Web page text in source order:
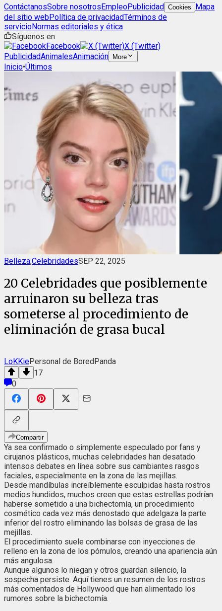
ContáctanosSobre nosotrosEmpleoPublicidad Cookies
Mapa
del sitio webPolítica de privacidadTérminos de
servicioNormas editoriales y ética
Síguenos en
Facebook
X (Twitter)
PublicidadAnimalesAnimación More
Inicio•Últimos
Belleza,CelebridadesSEP 22, 2025
20 Celebridades que posiblemente
arruinaron su belleza tras
someterse al procedimiento de
eliminación de grasa bucal
LoKKiePersonal de BoredPanda
17
0
Compartir
Ya sea confirmado o simplemente especulado por fans y
cirujanos plásticos, muchas celebridades han desatado
intensos debates en línea sobre sus cambiantes rasgos
faciales, especialmente en la zona de las mejillas.
Desde mandíbulas increíblemente esculpidas hasta rostros
medios hundidos, muchos creen que estas estrellas podrían
haberse sometido a una bichectomía, un procedimiento
cosmético cada vez más denostado que adelgaza la parte
inferior del rostro eliminando las bolsas de grasa de las
mejillas.
El procedimiento suele combinarse con inyecciones de
relleno en la zona de los pómulos, creando una apariencia aún
más angulosa.
Aunque algunos lo niegan y otros guardan silencio, la
sospecha persiste. Aquí tienes un resumen de los rostros
más comentados de Hollywood que han alimentado los
rumores sobre la bichectomía.